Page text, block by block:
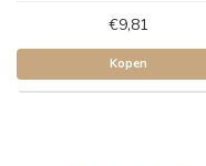
€9,81
Kopen